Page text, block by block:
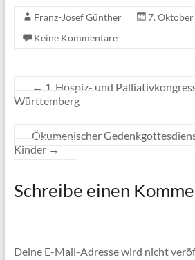
Franz-Josef Günther 7.
Keine Kommentare
← 1. Hospiz- und
Württemberg
Ökumenischer
Kinder →
Schreibe einen
Deine E-Mail-Adresse wird nicht